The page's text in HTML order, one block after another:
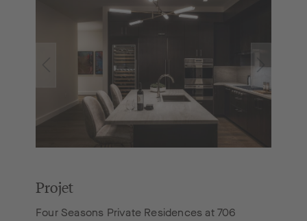
Projet
Four Seasons Private Residences at 706